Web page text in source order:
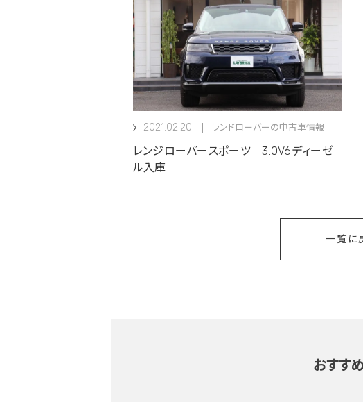
2021.02.20 ランドローバーの中古車情報
レンジローバースポーツ 3.0V6ディーゼ
ル入庫
一覧に
おすす